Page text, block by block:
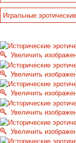
С рождеством
Пасха
Разные пожелания
1 сентября школа
Приглашение
Новости
Новости карточных колод
Новости открыток
О сайте
Ссылки
Наше видео
Игральные
Увеличить
Увеличить
Увеличить
Увеличить
Увеличить